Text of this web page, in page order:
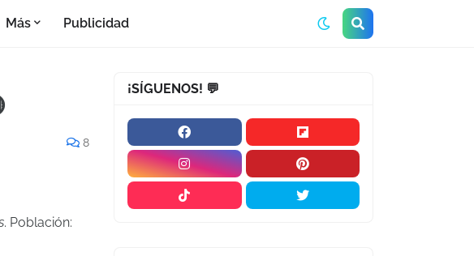
Más Publicidad
8
. Población:
¡SÍGUENOS! 💬